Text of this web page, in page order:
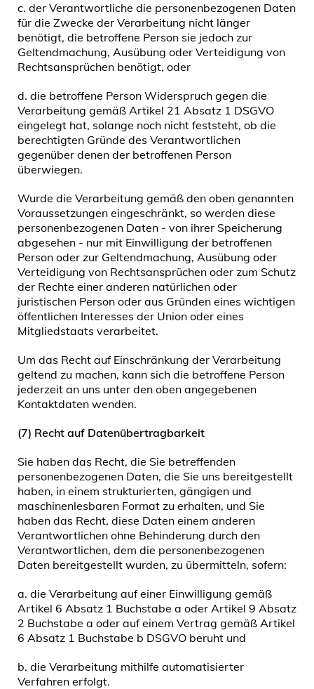
c. der Verantwortliche die personenbezogenen Daten
für die Zwecke der Verarbeitung nicht länger
benötigt, die betroffene Person sie jedoch zur
Geltendmachung, Ausübung oder Verteidigung von
Rechtsansprüchen benötigt, oder
d. die betroffene Person Widerspruch gegen die
Verarbeitung gemäß Artikel 21 Absatz 1 DSGVO
eingelegt hat, solange noch nicht feststeht, ob die
berechtigten Gründe des Verantwortlichen
gegenüber denen der betroffenen Person
überwiegen.
Wurde die Verarbeitung gemäß den oben genannten
Voraussetzungen eingeschränkt, so werden diese
personenbezogenen Daten - von ihrer Speicherung
abgesehen - nur mit Einwilligung der betroffenen
Person oder zur Geltendmachung, Ausübung oder
Verteidigung von Rechtsansprüchen oder zum Schutz
der Rechte einer anderen natürlichen oder
juristischen Person oder aus Gründen eines wichtigen
öffentlichen Interesses der Union oder eines
Mitgliedstaats verarbeitet.
Um das Recht auf Einschränkung der Verarbeitung
geltend zu machen, kann sich die betroffene Person
jederzeit an uns unter den oben angegebenen
Kontaktdaten wenden.
(7) Recht auf Datenübertragbarkeit
Sie haben das Recht, die Sie betreffenden
personenbezogenen Daten, die Sie uns bereitgestellt
haben, in einem strukturierten, gängigen und
maschinenlesbaren Format zu erhalten, und Sie
haben das Recht, diese Daten einem anderen
Verantwortlichen ohne Behinderung durch den
Verantwortlichen, dem die personenbezogenen
Daten bereitgestellt wurden, zu übermitteln, sofern:
a. die Verarbeitung auf einer Einwilligung gemäß
Artikel 6 Absatz 1 Buchstabe a oder Artikel 9 Absatz
2 Buchstabe a oder auf einem Vertrag gemäß Artikel
6 Absatz 1 Buchstabe b DSGVO beruht und
b. die Verarbeitung mithilfe automatisierter
Verfahren erfolgt.